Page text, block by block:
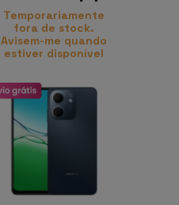
Temporariamente
fora de stock.
Avisem-me quando
estiver disponível